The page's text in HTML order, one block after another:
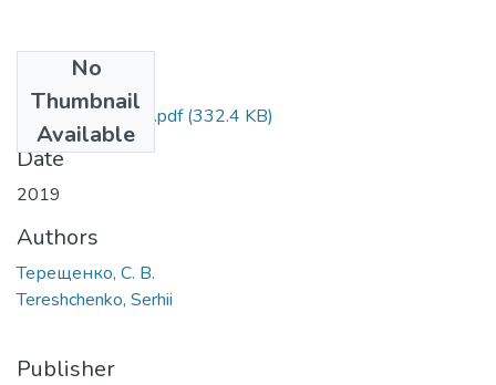
No
Thumbnail
Available
2019 С.129-131.pdf(332.4 KB)
Date
2019
Authors
Терещенко, С. В.
Tereshchenko, Serhii
Publisher